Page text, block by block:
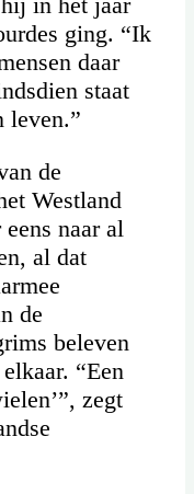
ging. “Ik
daar
staat
leven.”
de
Westland
naar al
al dat
de
beleven
“Een
zegt